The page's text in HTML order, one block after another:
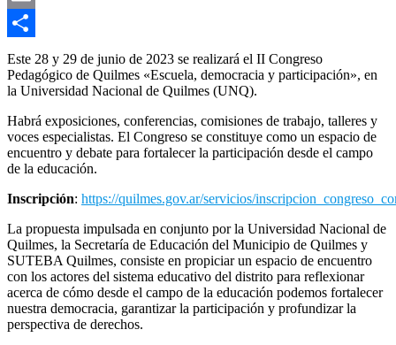
Email
Compartir
Este 28 y 29 de junio de 2023 se realizará el II Congreso
Pedagógico de Quilmes «Escuela, democracia y participación», en
la Universidad Nacional de Quilmes (UNQ).
Habrá exposiciones, conferencias, comisiones de trabajo, talleres y
voces especialistas. El Congreso se constituye como un espacio de
encuentro y debate para fortalecer la participación desde el campo
de la educación.
Inscripción: https://quilmes.gov.ar/servicios/
La propuesta impulsada en conjunto por la Universidad Nacional de
Quilmes, la Secretaría de Educación del Municipio de Quilmes y
SUTEBA Quilmes, consiste en propiciar un espacio de encuentro
con los actores del sistema educativo del distrito para reflexionar
acerca de cómo desde el campo de la educación podemos fortalecer
nuestra democracia, garantizar la participación y profundizar la
perspectiva de derechos.